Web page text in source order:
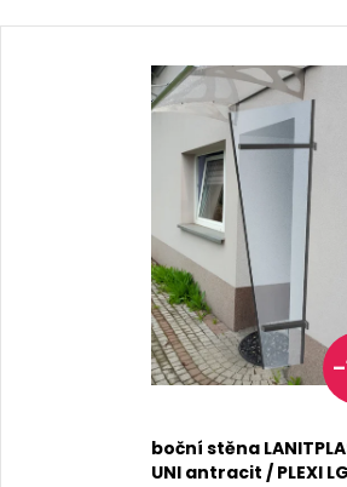
boční stěna
UNI antracit / PLEXI